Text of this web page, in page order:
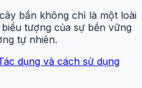
bần không chỉ là một loài
tượng của sự bền vững
tự nhiên.
dụng và cách sử dụng